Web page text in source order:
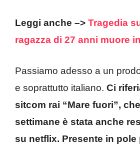
Leggi anche –> Tragedia
ragazza di 27 anni muore
Passiamo adesso a un
e soprattutto italiano. Ci
sitcom rai “Mare fuori”,
settimane è stata anche
su netflix. Presente in